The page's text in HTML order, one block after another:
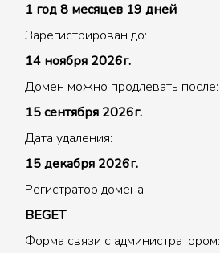
1 год 8 месяцев 19 дней
Зарегистрирован до:
14 ноября 2026г.
Домен можно продлевать после:
15 сентября 2026г.
Дата удаления:
15 декабря 2026г.
Регистратор домена:
BEGET
Форма связи с администратором: